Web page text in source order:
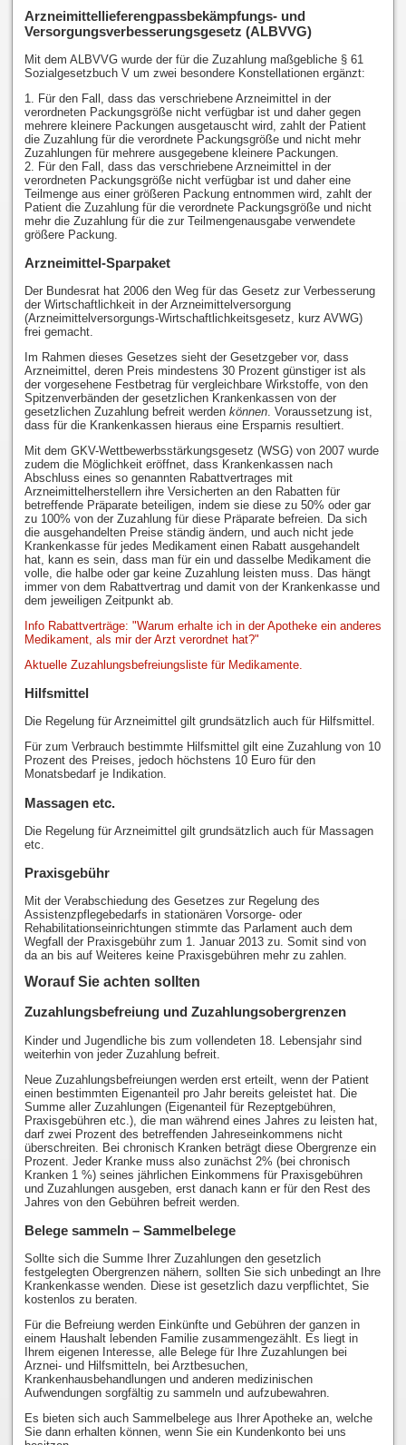
Arzneimittellieferengpassbekämpfungs- und
Versorgungsverbesserungsgesetz (ALBVVG)
Mit dem ALBVVG wurde der für die Zuzahlung maßgebliche § 61
Sozialgesetzbuch V um zwei besondere Konstellationen ergänzt:
1. Für den Fall, dass das verschriebene Arzneimittel in der
verordneten Packungsgröße nicht verfügbar ist und daher gegen
mehrere kleinere Packungen ausgetauscht wird, zahlt der Patient
die Zuzahlung für die verordnete Packungsgröße und nicht mehr
Zuzahlungen für mehrere ausgegebene kleinere Packungen.
2. Für den Fall, dass das verschriebene Arzneimittel in der
verordneten Packungsgröße nicht verfügbar ist und daher eine
Teilmenge aus einer größeren Packung entnommen wird, zahlt der
Patient die Zuzahlung für die verordnete Packungsgröße und nicht
mehr die Zuzahlung für die zur Teilmengenausgabe verwendete
größere Packung.
Arzneimittel-Sparpaket
Der Bundesrat hat 2006 den Weg für das Gesetz zur Verbesserung
der Wirtschaftlichkeit in der Arzneimittelversorgung
(Arzneimittelversorgungs-Wirtschaftlichkeitsgesetz, kurz AVWG)
frei gemacht.
Im Rahmen dieses Gesetzes sieht der Gesetzgeber vor, dass
Arzneimittel, deren Preis mindestens 30 Prozent günstiger ist als
der vorgesehene Festbetrag für vergleichbare Wirkstoffe, von den
Spitzenverbänden der gesetzlichen Krankenkassen von der
gesetzlichen Zuzahlung befreit werden können. Voraussetzung ist,
dass für die Krankenkassen hieraus eine Ersparnis resultiert.
Mit dem GKV-Wettbewerbsstärkungsgesetz (WSG) von 2007 wurde
zudem die Möglichkeit eröffnet, dass Krankenkassen nach
Abschluss eines so genannten Rabattvertrages mit
Arzneimittelherstellern ihre Versicherten an den Rabatten für
betreffende Präparate beteiligen, indem sie diese zu 50% oder gar
zu 100% von der Zuzahlung für diese Präparate befreien. Da sich
die ausgehandelten Preise ständig ändern, und auch nicht jede
Krankenkasse für jedes Medikament einen Rabatt ausgehandelt
hat, kann es sein, dass man für ein und dasselbe Medikament die
volle, die halbe oder gar keine Zuzahlung leisten muss. Das hängt
immer von dem Rabattvertrag und damit von der Krankenkasse und
dem jeweiligen Zeitpunkt ab.
Info Rabattverträge: "Warum erhalte ich in der Apotheke ein anderes
Medikament, als mir der Arzt verordnet hat?"
Aktuelle Zuzahlungsbefreiungsliste für Medikamente.
Hilfsmittel
Die Regelung für Arzneimittel gilt grundsätzlich auch für Hilfsmittel.
Für zum Verbrauch bestimmte Hilfsmittel gilt eine Zuzahlung von 10
Prozent des Preises, jedoch höchstens 10 Euro für den
Monatsbedarf je Indikation.
Massagen etc.
Die Regelung für Arzneimittel gilt grundsätzlich auch für Massagen
etc.
Praxisgebühr
Mit der Verabschiedung des Gesetzes zur Regelung des
Assistenzpflegebedarfs in stationären Vorsorge- oder
Rehabilitationseinrichtungen stimmte das Parlament auch dem
Wegfall der Praxisgebühr zum 1. Januar 2013 zu. Somit sind von
da an bis auf Weiteres keine Praxisgebühren mehr zu zahlen.
Worauf Sie achten sollten
Zuzahlungsbefreiung und Zuzahlungsobergrenzen
Kinder und Jugendliche bis zum vollendeten 18. Lebensjahr sind
weiterhin von jeder Zuzahlung befreit.
Neue Zuzahlungsbefreiungen werden erst erteilt, wenn der Patient
einen bestimmten Eigenanteil pro Jahr bereits geleistet hat. Die
Summe aller Zuzahlungen (Eigenanteil für Rezeptgebühren,
Praxisgebühren etc.), die man während eines Jahres zu leisten hat,
darf zwei Prozent des betreffenden Jahreseinkommens nicht
überschreiten. Bei chronisch Kranken beträgt diese Obergrenze ein
Prozent. Jeder Kranke muss also zunächst 2% (bei chronisch
Kranken 1 %) seines jährlichen Einkommens für Praxisgebühren
und Zuzahlungen ausgeben, erst danach kann er für den Rest des
Jahres von den Gebühren befreit werden.
Belege sammeln – Sammelbelege
Sollte sich die Summe Ihrer Zuzahlungen den gesetzlich
festgelegten Obergrenzen nähern, sollten Sie sich unbedingt an Ihre
Krankenkasse wenden. Diese ist gesetzlich dazu verpflichtet, Sie
kostenlos zu beraten.
Für die Befreiung werden Einkünfte und Gebühren der ganzen in
einem Haushalt lebenden Familie zusammengezählt. Es liegt in
Ihrem eigenen Interesse, alle Belege für Ihre Zuzahlungen bei
Arznei- und Hilfsmitteln, bei Arztbesuchen,
Krankenhausbehandlungen und anderen medizinischen
Aufwendungen sorgfältig zu sammeln und aufzubewahren.
Es bieten sich auch Sammelbelege aus Ihrer Apotheke an, welche
Sie dann erhalten können, wenn Sie ein Kundenkonto bei uns